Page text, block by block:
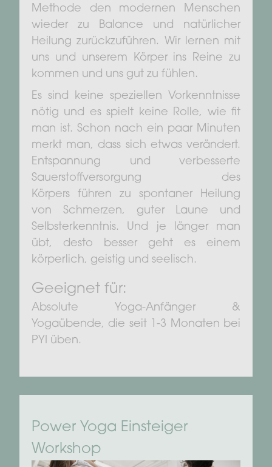
Methode den modernen Menschen
wieder zu Balance und natürlicher
Heilung zurückzuführen. Wir lernen mit
uns und unserem Körper ins Reine zu
kommen und uns gut zu fühlen.
Es sind keine speziellen Vorkenntnisse
nötig und es spielt keine Rolle, wie fit
man ist. Schon nach ein paar Minuten
merkt man, dass sich etwas verändert.
Entspannung und verbesserte
Sauerstoffversorgung des
Körpers führen zu spontaner Heilung
von Schmerzen, guter Laune und
Selbsterkenntnis. Und je länger man
übt, desto besser geht es einem
körperlich, geistig und seelisch.
Geeignet für:
Absolute Yoga-Anfänger &
Yogaübende, die seit 1-3 Monaten bei
PYI üben.
Power Yoga Einsteiger
Workshop